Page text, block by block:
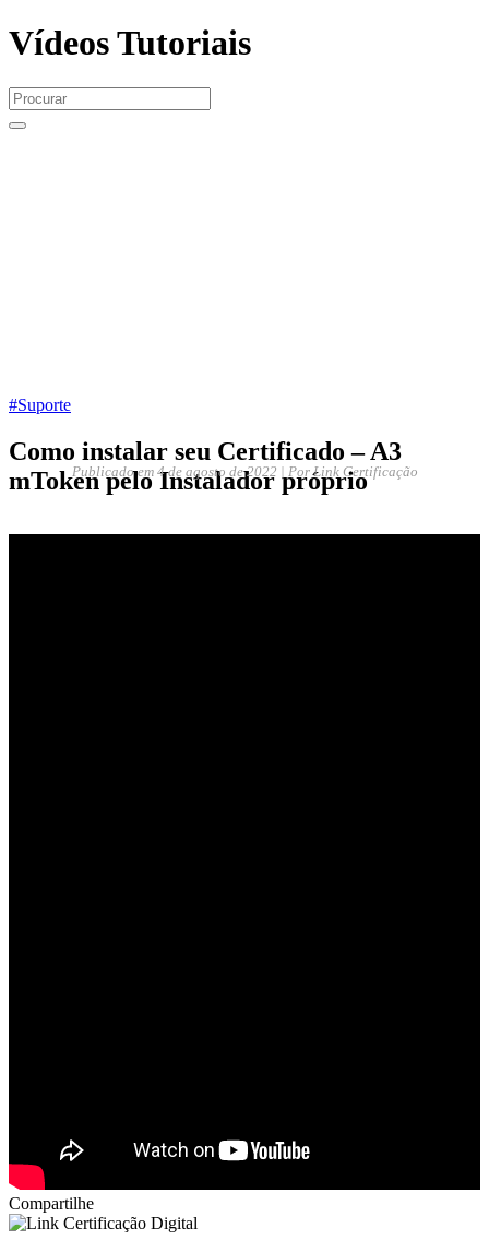
Vídeos Tutoriais
#Suporte
Como instalar seu Certificado – A3
mToken pelo Instalador próprio
Publicado em 4 de agosto de 2022 | Por Link Certificação
Compartilhe